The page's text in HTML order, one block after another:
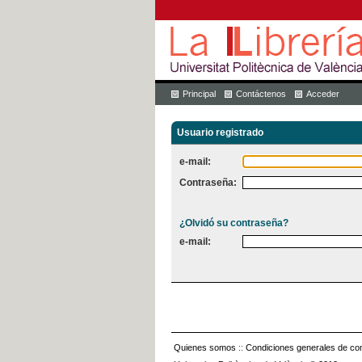
Principal Contáctenos Acceder
Usuario registrado
e-mail:
Contraseña:
¿Olvidó su contraseña?
e-mail:
Quienes somos :: Condiciones generales de